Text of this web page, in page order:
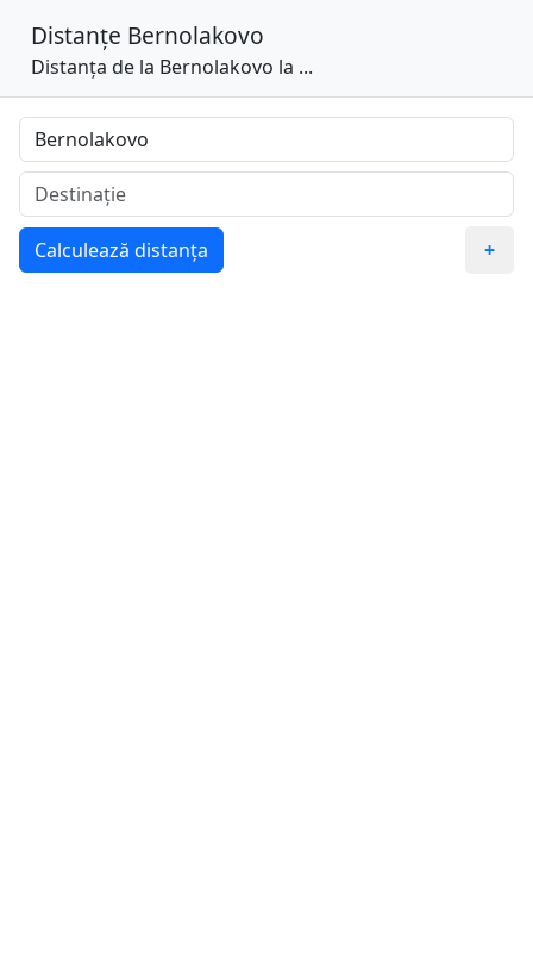
Distanțe Bernolakovo
Distanța de la Bernolakovo la ...
Calculează distanța +